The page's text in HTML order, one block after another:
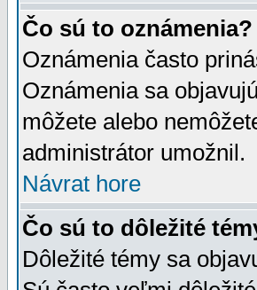
Čo sú to oznámenia?
Oznámenia často
Oznámenia sa
môžete alebo
administrátor umožnil.
Návrat hore
Čo sú to dôležité
Dôležité témy sa